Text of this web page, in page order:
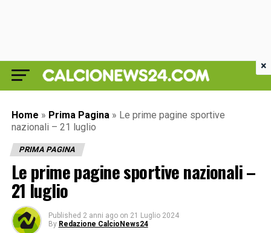
Home » Prima Pagina » Le prime pagine sportive
nazionali – 21 luglio
PRIMA PAGINA
Le prime pagine sportive nazionali –
21 luglio
Published 2 anni ago on 21 Luglio 2024
By Redazione CalcioNews24
×